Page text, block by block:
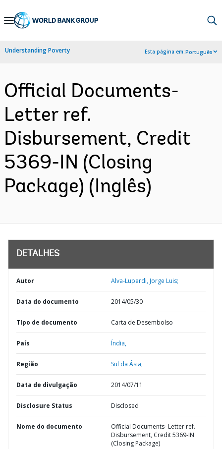
Skip
Navigation
Understanding Poverty Esta página em:Português
Official Documents-
Letter ref.
Disbursement, Credit
5369-IN (Closing
Package) (Inglês)
DETALHES
Autor Alva-Luperdi, Jorge Luis;
Data do documento 2014/05/30
TIpo de documento Carta de Desembolso
País Índia,
Região Sul da Ásia,
Data de divulgação 2014/07/11
Disclosure Status Disclosed
Nome do documento
Official Documents- Letter ref.
Disbursement, Credit 5369-IN
(Closing Package)